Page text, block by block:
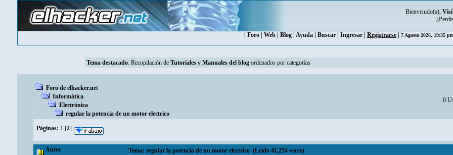
Bienvenido(a),
Foro Web Blog Ayuda Buscar Ingresar Registrarse 7 Agosto 2026, 19:35
Tema destacado: Recopilación de Tutoriales y Manuales del blog ordenados por categorías
Foro de elhacker.net
Informática
Electrónica
regular la potencia de un motor electrico
0
Páginas: 1 [2]
Autor Tema: regular la potencia de un motor electrico (Leído 41,254 veces)